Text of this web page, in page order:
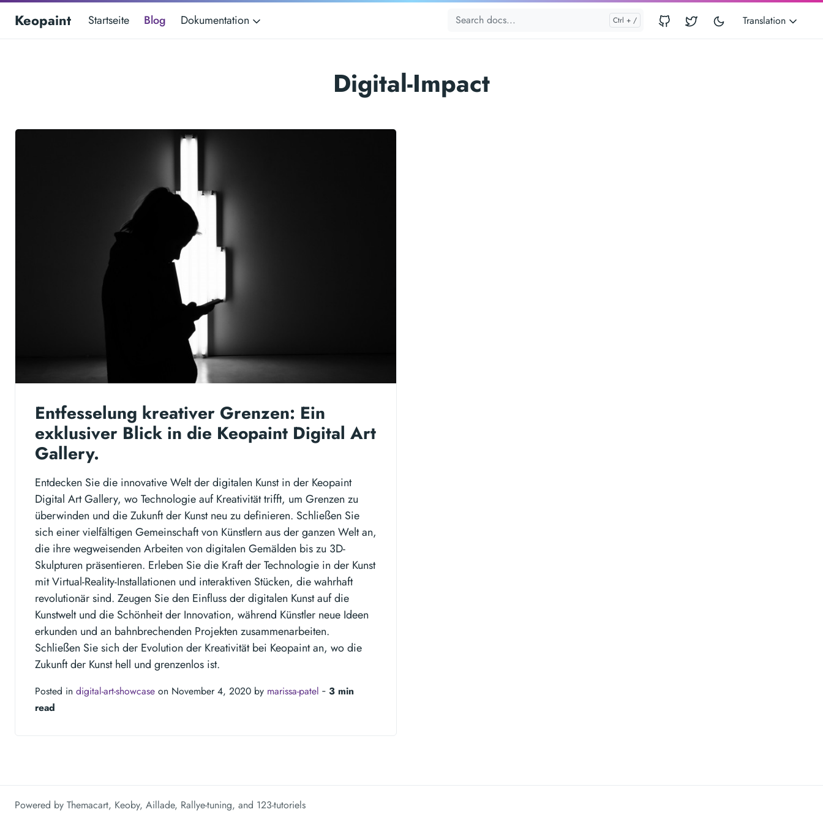
Keopaint Startseite Blog Dokumentation Translation
Digital-Impact
Entfesselung kreativer Grenzen: Ein
exklusiver Blick in die Keopaint Digital Art
Gallery.
Entdecken Sie die innovative Welt der digitalen Kunst in der Keopaint
Digital Art Gallery, wo Technologie auf Kreativität trifft, um Grenzen zu
überwinden und die Zukunft der Kunst neu zu definieren. Schließen Sie
sich einer vielfältigen Gemeinschaft von Künstlern aus der ganzen Welt an,
die ihre wegweisenden Arbeiten von digitalen Gemälden bis zu 3D-
Skulpturen präsentieren. Erleben Sie die Kraft der Technologie in der Kunst
mit Virtual-Reality-Installationen und interaktiven Stücken, die wahrhaft
revolutionär sind. Zeugen Sie den Einfluss der digitalen Kunst auf die
Kunstwelt und die Schönheit der Innovation, während Künstler neue Ideen
erkunden und an bahnbrechenden Projekten zusammenarbeiten.
Schließen Sie sich der Evolution der Kreativität bei Keopaint an, wo die
Zukunft der Kunst hell und grenzenlos ist.
Posted in digital-art-showcase on November 4, 2020 by marissa-patel ‐ 3 min
read
Powered by Themacart, Keoby, Aillade, Rallye-tuning, and 123-tutoriels